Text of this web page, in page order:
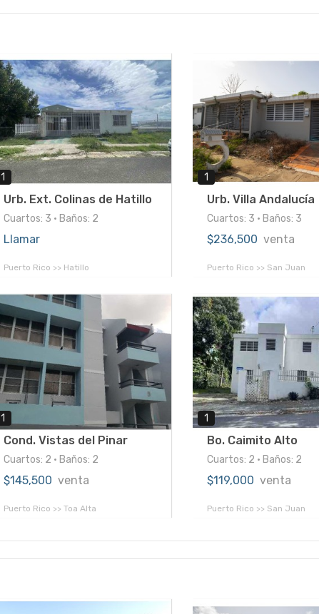
1
Urb. Ext. Colinas de Hatillo
Cuartos: 3 • Baños: 2
Llamar
Puerto Rico >> Hatillo
1
Urb. Villa Andalucía
Cuartos: 3 • Baños: 3
$236,500 venta
Puerto Rico >> San Juan
1
Cond. Vistas del Pinar
Cuartos: 2 • Baños: 2
$145,500 venta
Puerto Rico >> Toa Alta
1
Bo. Caimito Alto
Cuartos: 2 • Baños: 2
$119,000 venta
Puerto Rico >> San Juan